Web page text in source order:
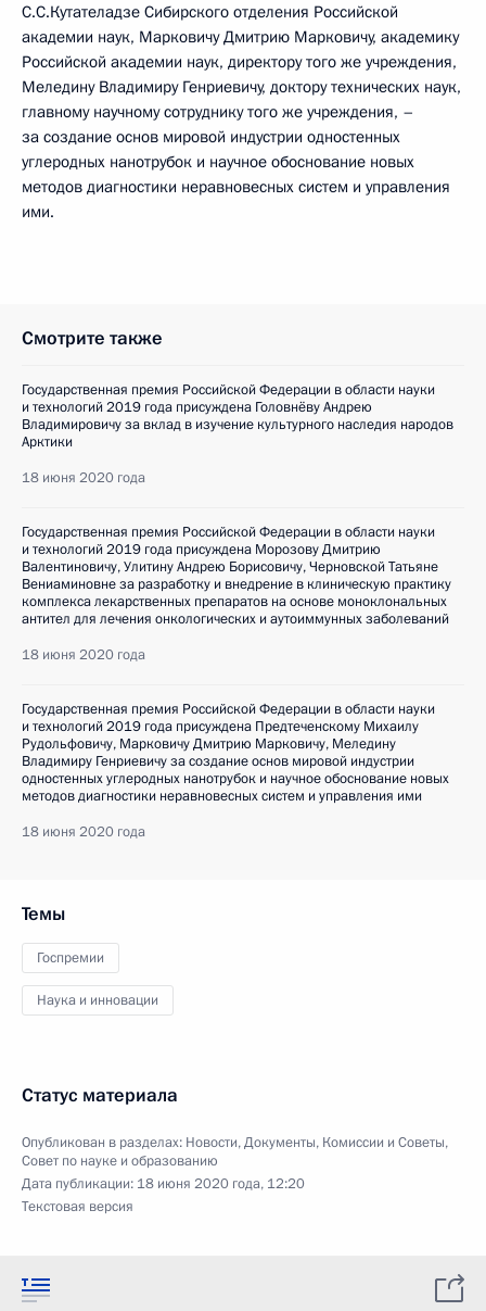
С.С.Кутателадзе Сибирского отделения Российской
академии наук, Марковичу Дмитрию Марковичу, академику
Российской академии наук, директору того же учреждения,
Меледину Владимиру Генриевичу, доктору технических наук,
главному научному сотруднику того же учреждения, –
за создание основ мировой индустрии одностенных
углеродных нанотрубок и научное обоснование новых
методов диагностики неравновесных систем и управления
ими.
Смотрите также
Государственная премия Российской Федерации в области науки
и технологий 2019 года присуждена Головнёву Андрею
Владимировичу за вклад в изучение культурного наследия народов
Арктики
18 июня 2020 года
Государственная премия Российской Федерации в области науки
и технологий 2019 года присуждена Морозову Дмитрию
Валентиновичу, Улитину Андрею Борисовичу, Черновской Татьяне
Вениаминовне за разработку и внедрение в клиническую практику
комплекса лекарственных препаратов на основе моноклональных
антител для лечения онкологических и аутоиммунных заболеваний
18 июня 2020 года
Государственная премия Российской Федерации в области науки
и технологий 2019 года присуждена Предтеченскому Михаилу
Рудольфовичу, Марковичу Дмитрию Марковичу, Меледину
Владимиру Генриевичу за создание основ мировой индустрии
одностенных углеродных нанотрубок и научное обоснование новых
методов диагностики неравновесных систем и управления ими
18 июня 2020 года
Темы
Госпремии
Наука и инновации
Статус материала
Опубликован в разделах: Новости,Документы, Комиссии и Советы,
Совет по науке и образованию
Дата публикации: 18 июня 2020 года, 12:20
Текстовая версия